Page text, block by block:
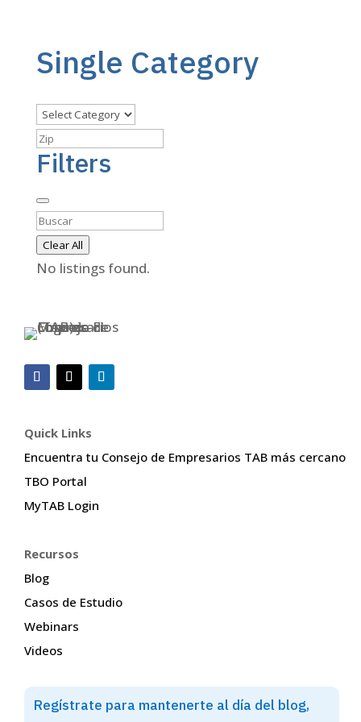
Single Category
Filters
Clear All
No listings found.
Quick Links
Encuentra tu Consejo de Empresarios TAB más cercano
TBO Portal
MyTAB Login
Recursos
Blog
Casos de Estudio
Webinars
Videos
Regístrate para mantenerte al día del blog,